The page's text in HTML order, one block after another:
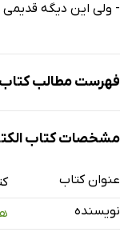
- ولی این دیگه
فهرست مطالب کتاب
آزمایش
مشخصات کتاب
عنوان کتاب
نویسنده